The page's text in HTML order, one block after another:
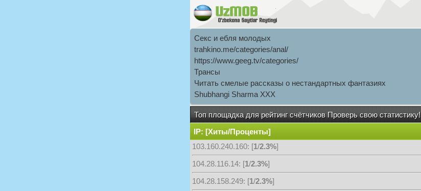
Секс и ебля молодых
trahkino.me/categories/anal/
https://www.geeg.tv/categories/
Трансы
Читать смелые рассказы о нестандартных фантазиях
Shubhangi Sharma XXX
Топ площадка для рейтинг счётчиков Проверь свою статистику!
IP: [Хиты/Проценты]
103.160.240.160: [1/2.3%]
104.28.116.14: [1/2.3%]
104.28.158.249: [1/2.3%]